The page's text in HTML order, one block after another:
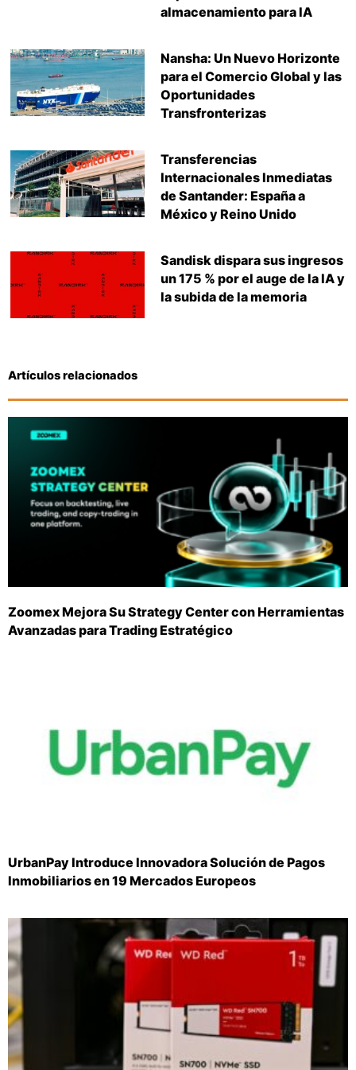
almacenamiento para IA
Nansha: Un Nuevo Horizonte
para el Comercio Global y las
Oportunidades
Transfronterizas
Transferencias
Internacionales Inmediatas
de Santander: España a
México y Reino Unido
Sandisk dispara sus ingresos
un 175 % por el auge de la IA y
la subida de la memoria
Artículos relacionados
Zoomex Mejora Su Strategy Center con Herramientas
Avanzadas para Trading Estratégico
UrbanPay Introduce Innovadora Solución de Pagos
Inmobiliarios en 19 Mercados Europeos